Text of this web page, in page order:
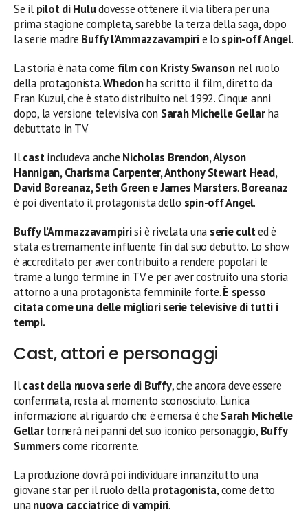
Se il pilot di Huludovesse ottenere il via libera per una
prima stagione completa, sarebbe la terza della saga, dopo
la serie madre Buffy l’Ammazzavampirie lo spin-off Angel.
La storia è nata come film con Kristy Swansonnel ruolo
della protagonista.Whedonha scritto il film, diretto da
Fran Kuzui, che è stato distribuito nel 1992. Cinque anni
dopo, la versione televisiva con Sarah Michelle Gellarha
debuttato in TV.
Ilcastincludeva anche Nicholas Brendon, Alyson
Hannigan, Charisma Carpenter, Anthony Stewart Head,
David Boreanaz, Seth Green e James Marsters. Boreanaz
è poi diventato il protagonista dello spin-off Angel.
Buffy l’Ammazzavampirisi è rivelata una serie culted è
stata estremamente influente fin dal suo debutto. Lo show
è accreditato per aver contribuito a rendere popolari le
trame a lungo termine in TV e per aver costruito una storia
attorno a una protagonista femminile forte.È spesso
citata come una delle migliori serie televisive di tutti i
tempi.
Cast, attori e personaggi
Ilcast della nuova serie di Buffy, che ancora deve essere
confermata, resta al momento sconosciuto. L’unica
informazione al riguardo che è emersa è che Sarah Michelle
Gellartornerà nei panni del suo iconico personaggio, Buffy
Summerscome ricorrente.
La produzione dovrà poi individuare innanzitutto una
giovane star per il ruolo dellaprotagonista, come detto
unanuova cacciatrice di vampiri.